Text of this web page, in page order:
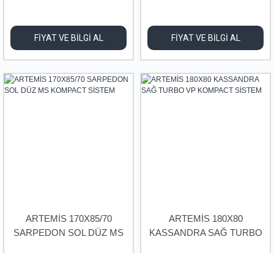
FİYAT VE BİLGİ AL FİYAT VE BİLGİ AL
ARTEMİS 170X85/70
SARPEDON SOL DÜZ MS
ARTEMİS 180X80
KASSANDRA SAĞ TURBO